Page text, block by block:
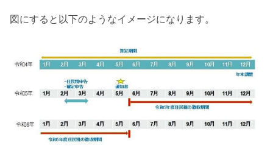
図にすると以下のようなイメージになります。